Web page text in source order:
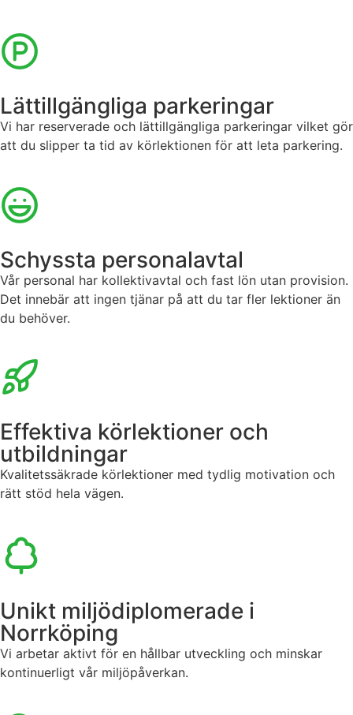
Lättillgängliga parkeringar
Vi har reserverade och lättillgängliga parkeringar vilket gör
att du slipper ta tid av körlektionen för att leta parkering.
Schyssta personalavtal
Vår personal har kollektivavtal och fast lön utan provision.
Det innebär att ingen tjänar på att du tar fler lektioner än
du behöver.
Effektiva körlektioner och
utbildningar
Kvalitetssäkrade körlektioner med tydlig motivation och
rätt stöd hela vägen.
Unikt miljödiplomerade i
Norrköping
Vi arbetar aktivt för en hållbar utveckling och minskar
kontinuerligt vår miljöpåverkan.